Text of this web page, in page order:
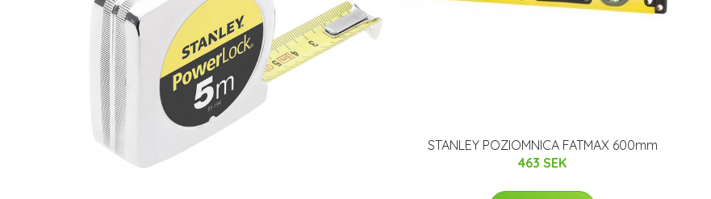
STANLEY POZIOMNICA FATMAX 600mm
463 SEK